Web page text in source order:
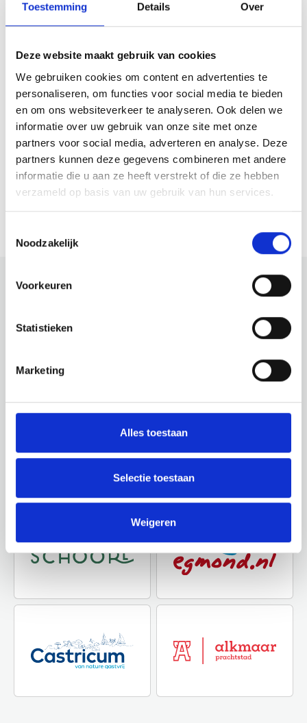
Toestemming Details Over
Deze website maakt gebruik van cookies
We gebruiken cookies om content en advertenties te
personaliseren, om functies voor social media te bieden
en om ons websiteverkeer te analyseren. Ook delen we
informatie over uw gebruik van onze site met onze
partners voor social media, adverteren en analyse. Deze
partners kunnen deze gegevens combineren met andere
informatie die u aan ze heeft verstrekt of die ze hebben
verzameld op basis van uw gebruik van hun services.
Noodzakelijk
Voorkeuren
Statistieken
Marketing
Alles toestaan
Selectie toestaan
Weigeren
Wanneer
Maandag14:00 - 17:00
Woensdag14:00 - 17:00
Website
Bezoek website
Ontdek de rest van de regio! Bekijk de andere
websites om te zien wat deze prachtige omgeving
nog meer te bieden heeft.